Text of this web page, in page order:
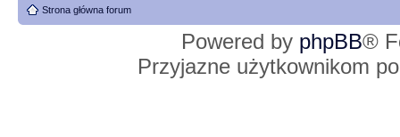
Strona główna forum
Powered by phpBB®
Przyjazne użytkownikom